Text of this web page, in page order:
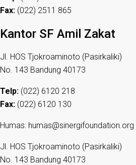
Fax: (022) 2511 865
Kantor SF Amil Zakat
Jl. HOS Tjokroaminoto (Pasirkaliki)
No. 143 Bandung 40173
Telp: (022) 6120 218
Fax: (022) 6120 130
Humas: humas@sinergifoundation.org
Jl. HOS Tjokroaminoto (Pasirkaliki)
No. 143 Bandung 40173